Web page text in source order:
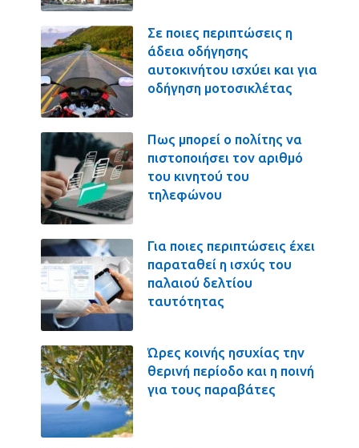
Σε ποιες περιπτώσεις η
άδεια οδήγησης
αυτοκινήτου ισχύει και για
οδήγηση μοτοσικλέτας
Πως μπορεί ο πολίτης να
πιστοποιήσει τον αριθμό
του κινητού του
τηλεφώνου
Για ποιες περιπτώσεις έχει
παραταθεί η ισχύς του
παλαιού δελτίου
ταυτότητας
Ώρες κοινής ησυχίας την
θερινή περίοδο και η ποινή
για τους παραβάτες